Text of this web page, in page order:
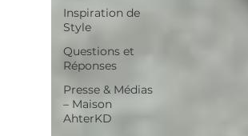
Inspiration de
Style
Questions et
Réponses
Presse & Médias
– Maison
AhterKD